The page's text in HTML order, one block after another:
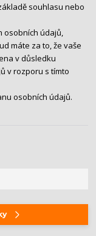
souhlasu nebo
údajů,
máte za to, že vaše
v důsledku
v rozporu s tímto
osobních údajů.